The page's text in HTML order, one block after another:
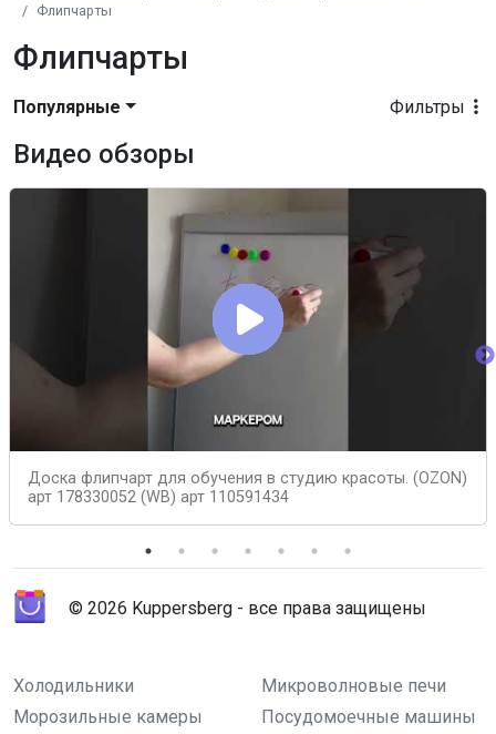
Флипчарты
Флипчарты
Фильтры
Популярные
Видео обзоры
Доска флипчарт для обучения в студию красоты. (OZON)
арт 178330052 (WB) арт 110591434
© 2026 Kuppersberg - все права защищены
Холодильники
Микроволновые печи
Морозильные камеры
Посудомоечные машины